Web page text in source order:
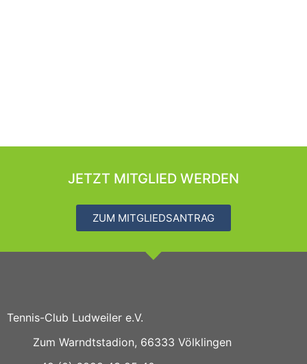
JETZT MITGLIED WERDEN
ZUM MITGLIEDSANTRAG
Tennis-Club Ludweiler e.V.
Zum Warndtstadion, 66333 Völklingen